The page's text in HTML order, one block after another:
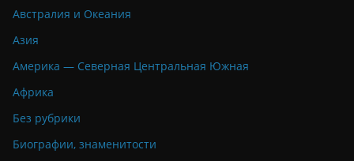
Австралия и Океания
Азия
Америка — Северная Центральная Южная
Африка
Без рубрики
Биографии, знаменитости